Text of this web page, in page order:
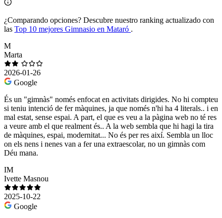
¿Comparando opciones? Descubre nuestro ranking actualizado con
las Top 10 mejores Gimnasio en Mataró .
M
Marta
2026-01-26
Google
És un "gimnàs" només enfocat en activitats dirigides. No hi compteu
si teniu intenció de fer màquines, ja que només n'hi ha 4 literals.. i en
mal estat, sense espai. A part, el que es veu a la pàgina web no té res
a veure amb el que realment és.. A la web sembla que hi hagi la tira
de màquines, espai, modernitat... No és per res així. Sembla un lloc
on els nens i nenes van a fer una extraescolar, no un gimnàs com
Déu mana.
IM
Ivette Masnou
2025-10-22
Google